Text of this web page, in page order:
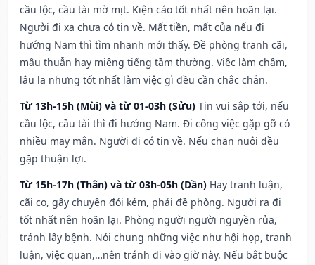
cầu lộc, cầu tài mờ mịt. Kiện cáo tốt nhất nên hoãn lại.
Người đi xa chưa có tin về. Mất tiền, mất của nếu đi
hướng Nam thì tìm nhanh mới thấy. Đề phòng tranh cãi,
mâu thuẫn hay miệng tiếng tầm thường. Việc làm chậm,
lâu la nhưng tốt nhất làm việc gì đều cần chắc chắn.
Từ 13h-15h (Mùi) và từ 01-03h (Sửu) Tin vui sắp tới, nếu
cầu lộc, cầu tài thì đi hướng Nam. Đi công việc gặp gỡ có
nhiều may mắn. Người đi có tin về. Nếu chăn nuôi đều
gặp thuận lợi.
Từ 15h-17h (Thân) và từ 03h-05h (Dần) Hay tranh luận,
cãi cọ, gây chuyện đói kém, phải đề phòng. Người ra đi
tốt nhất nên hoãn lại. Phòng người người nguyền rủa,
tránh lây bệnh. Nói chung những việc như hội họp, tranh
luận, việc quan,…nên tránh đi vào giờ này. Nếu bắt buộc